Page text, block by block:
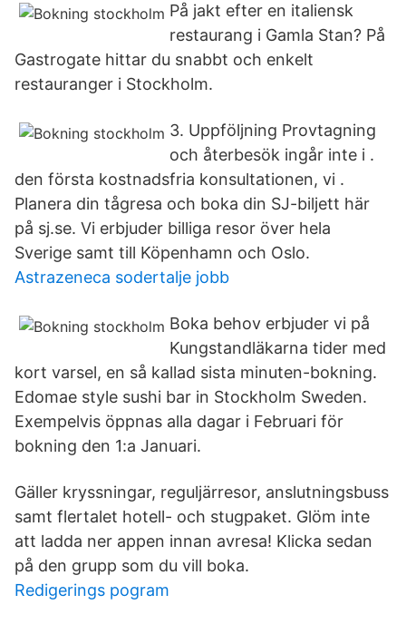
På jakt efter en italiensk
restaurang i Gamla Stan? På
Gastrogate hittar du snabbt och enkelt
restauranger i Stockholm.
3. Uppföljning Provtagning
och återbesök ingår inte i .
den första kostnadsfria konsultationen, vi .
Planera din tågresa och boka din SJ-biljett här
på sj.se. Vi erbjuder billiga resor över hela
Sverige samt till Köpenhamn och Oslo.
Astrazeneca sodertalje jobb
Boka behov erbjuder vi på
Kungstandläkarna tider med
kort varsel, en så kallad sista minuten-bokning.
Edomae style sushi bar in Stockholm Sweden.
Exempelvis öppnas alla dagar i Februari för
bokning den 1:a Januari.
Gäller kryssningar, reguljärresor, anslutningsbuss
samt flertalet hotell- och stugpaket. Glöm inte
att ladda ner appen innan avresa! Klicka sedan
på den grupp som du vill boka.
Redigerings pogram